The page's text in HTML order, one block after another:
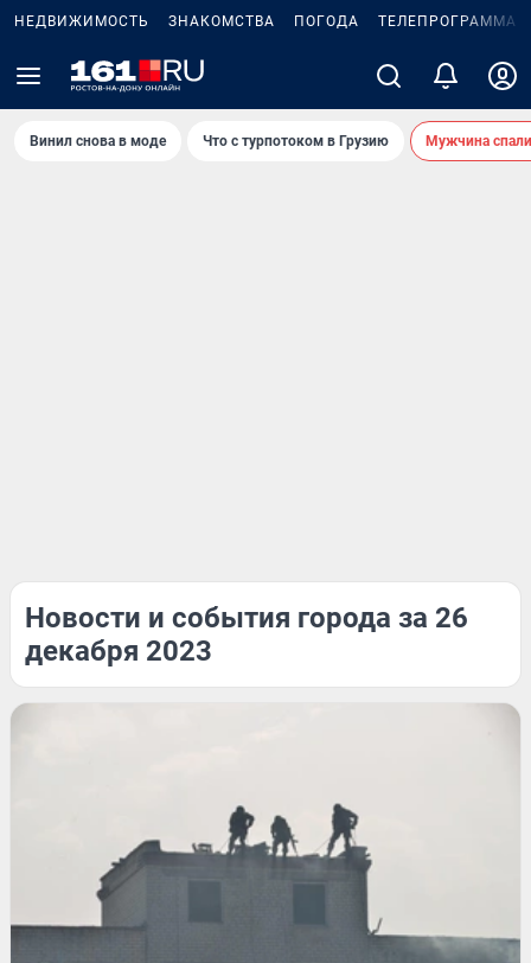
НЕДВИЖИМОСТЬ ЗНАКОМСТВА ПОГОДА ТЕЛЕПРОГРАММА
Винил снова в моде Что с турпотоком в Грузию Мужчина
Новости и события города за 26
декабря 2023